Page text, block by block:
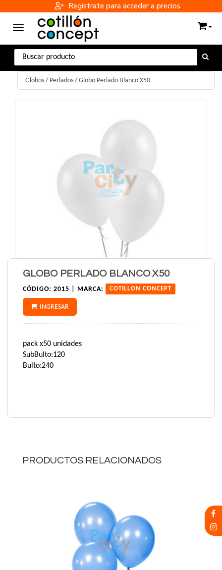
Registrate para acceder a precios
Toggle navigation
Globos / Perlados / Globo Perlado Blanco X50
GLOBO PERLADO BLANCO X50
CÓDIGO: 2015 | MARCA: COTILLON CONCEPT
INGRESAR
pack x50 unidades
SubBulto:120
Bulto:240
PRODUCTOS RELACIONADOS